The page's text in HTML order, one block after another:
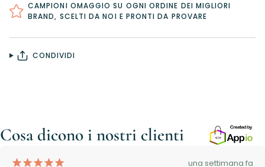
CAMPIONI OMAGGIO SU OGNI ORDINE DEI MIGLIORI
BRAND, SCELTI DA NOI E PRONTI DA PROVARE
CONDIVIDI
Cosa dicono i nostri clienti
¡¡¡¡¡ una settimana fa